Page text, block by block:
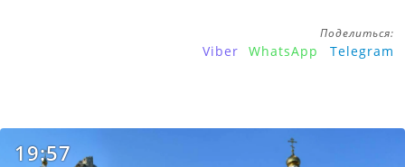
Поделиться:
Viber WhatsApp Telegram
19:57